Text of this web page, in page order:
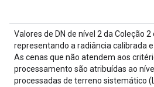
Valores de DN de nível 2 da Coleção 2
representando a radiância calibrada
As cenas que não atendem aos
processamento são atribuídas ao
processadas de terreno sistemático